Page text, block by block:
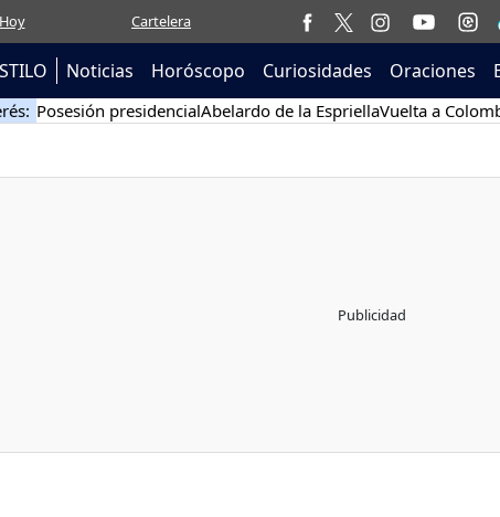
Cartelera
Noticias Horóscopo Curiosidades Oraciones
Posesión presidencialAbelardo de la EspriellaVuelta a